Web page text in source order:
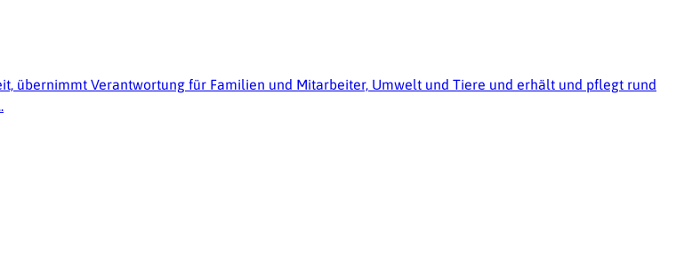
übernimmt Verantwortung für Familien und Mitarbeiter, Umwelt und Tiere und erhält und pflegt rund